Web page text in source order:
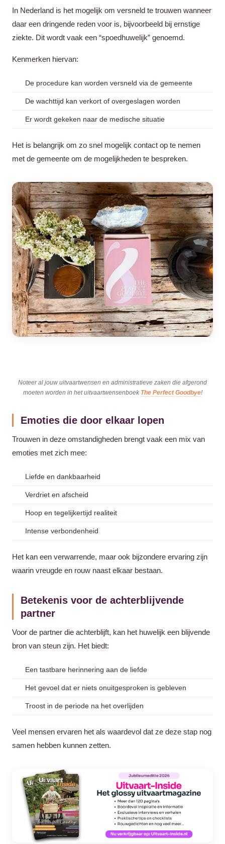
In Nederland is het mogelijk om versneld te trouwen wanneer
daar een dringende reden voor is, bijvoorbeeld bij ernstige
ziekte. Dit wordt vaak een “spoedhuwelijk” genoemd.
Kenmerken hiervan:
De procedure kan worden versneld via de gemeente
De wachttijd kan verkort of overgeslagen worden
Er wordt gekeken naar de medische situatie
Het is belangrijk om zo snel mogelijk contact op te nemen
met de gemeente om de mogelijkheden te bespreken.
Noteer al jouw uitvaartwensen en administratieve zaken die afgerond
moeten worden in het uitvaartwensenboek The Perfect Goodbye!
Emoties die door elkaar lopen
Trouwen in deze omstandigheden brengt vaak een mix van
emoties met zich mee:
Liefde en dankbaarheid
Verdriet en afscheid
Hoop en tegelijkertijd realiteit
Intense verbondenheid
Het kan een verwarrende, maar ook bijzondere ervaring zijn
waarin vreugde en rouw naast elkaar bestaan.
Betekenis voor de achterblijvende
partner
Voor de partner die achterblijft, kan het huwelijk een blijvende
bron van steun zijn. Het biedt:
Een tastbare herinnering aan de liefde
Het gevoel dat er niets onuitgesproken is gebleven
Troost in de periode na het overlijden
Veel mensen ervaren het als waardevol dat ze deze stap nog
samen hebben kunnen zetten.